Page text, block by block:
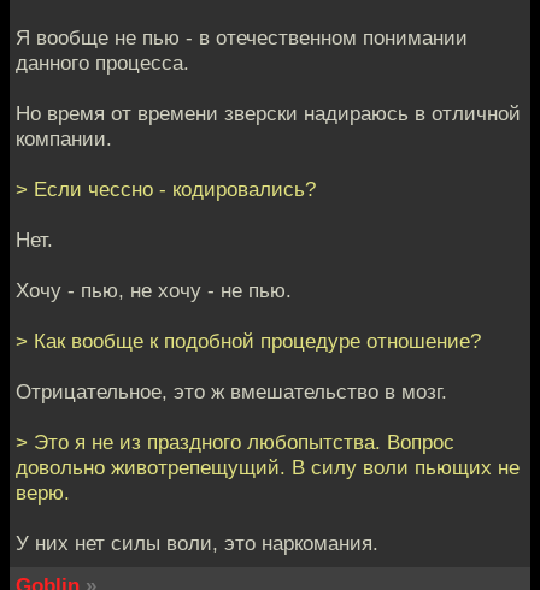
Я вообще не пью - в отечественном понимании
данного процесса.
Но время от времени зверски надираюсь в отличной
компании.
> Если чессно - кодировались?
Нет.
Хочу - пью, не хочу - не пью.
> Как вообще к подобной процедуре отношение?
Отрицательное, это ж вмешательство в мозг.
> Это я не из праздного любопытства. Вопрос
довольно животрепещущий. В силу воли пьющих не
верю.
У них нет силы воли, это наркомания.